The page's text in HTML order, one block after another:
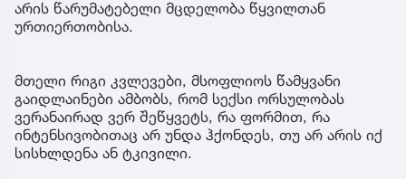
არის წარუმატებელი მცდელობა წყვილთან
ურთიერთობისა.
მთელი რიგი კვლევები, მსოფლიოს წამყვანი
გაიდლაინები ამბობს, რომ სექსი ორსულობას
ვერანაირად ვერ შეწყვეტს, რა ფორმით, რა
ინტენსივობითაც არ უნდა ჰქონდეს, თუ არ არის იქ
სისხლდენა ან ტკივილი.